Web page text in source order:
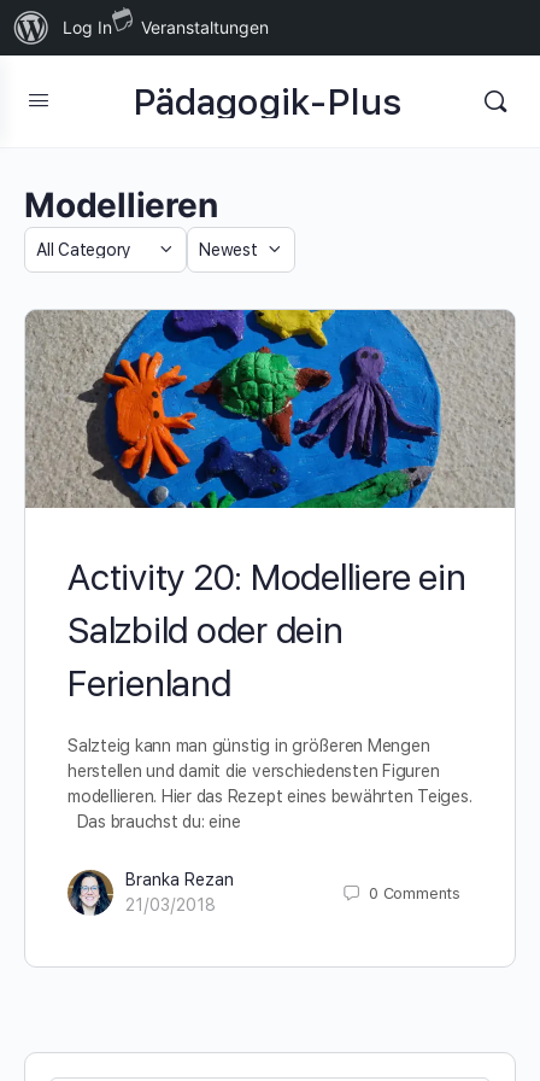
Über
WordPress
Log In Veranstaltungen
Pädagogik-Plus
Modellieren
Category
Sort
Activity 20: Modelliere ein
Salzbild oder dein
Ferienland
Salzteig kann man günstig in größeren Mengen
herstellen und damit die verschiedensten Figuren
modellieren. Hier das Rezept eines bewährten Teiges.
Das brauchst du: eine
Branka Rezan
21/03/2018
0 Comments